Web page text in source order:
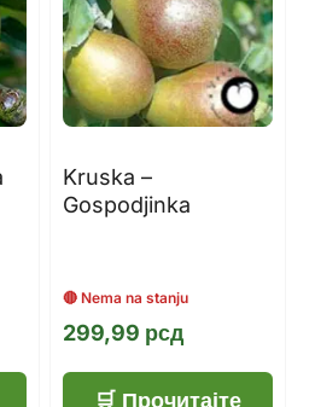
Kruska –
Gospodjinka
299,99 рсд
Прочитајте